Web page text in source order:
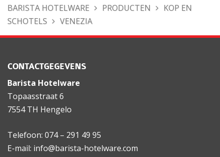
BARISTA HOTELWARE PRODUCTEN
KOP EN
SCHOTELS
VENEZIA
CONTACTGEGEVENS
Barista Hotelware
Topaasstraat 6
7554 TH Hengelo
Telefoon: 074 – 291 49 95
E-mail: info@barista-hotelware.com